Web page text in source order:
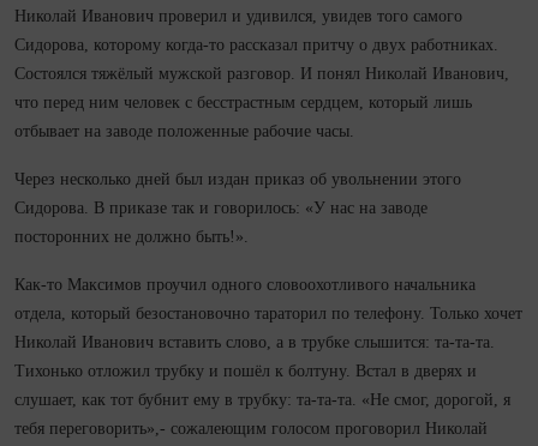
Николай Иванович проверил и удивился, увидев того самого
Сидорова, которому ко­гда‑то рассказал притчу о двух работниках.
Состоялся тяжёлый мужской разговор. И понял Николай Иванович,
что перед ним человек с бесстрастным сердцем, который лишь
отбывает на заводе положенные рабочие часы.
Через несколько дней был издан приказ об увольнении этого
Сидорова. В приказе так и говорилось: «У нас на заводе
посторонних не должно быть!».
Как‑то Максимов проучил одного словоохотливого начальника
отдела, который безостановочно тараторил по телефону. Только хочет
Николай Иванович вставить слово, а в трубке слышится: та‑та‑та.
Тихонько отложил трубку и пошёл к болтуну. Встал в дверях и
слушает, как тот бубнит ему в трубку: та‑та‑та. «Не смог, дорогой, я
тебя переговорить»,- сожалеющим голосом проговорил Николай